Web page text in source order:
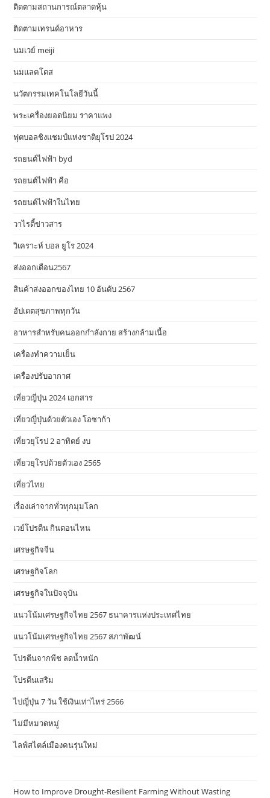
ติดตามสถานการณ์ตลาดหุ้น
ติดตามเทรนด์อาหาร
นมเวย์ meiji
นมแลคโตส
นวัตกรรมเทคโนโลยีวันนี้
พระเครื่องยอดนิยม ราคาแพง
ฟุตบอลชิงแชมป์แห่งชาติยุโรป 2024
รถยนต์ไฟฟ้า byd
รถยนต์ไฟฟ้า คือ
รถยนต์ไฟฟ้าในไทย
วาไรตี้ข่าวสาร
วิเคราะห์ บอล ยูโร 2024
ส่งออกเดือน2567
สินค้าส่งออกของไทย 10 อันดับ 2567
อัปเดตสุขภาพทุกวัน
อาหารสําหรับคนออกกําลังกาย สร้างกล้ามเนื้อ
เครื่องทำความเย็น
เครื่องปรับอากาศ
เที่ยวญี่ปุ่น 2024 เอกสาร
เที่ยวญี่ปุ่นด้วยตัวเอง โอซาก้า
เที่ยวยุโรป 2 อาทิตย์ งบ
เที่ยวยุโรปด้วยตัวเอง 2565
เที่ยวไทย
เรื่องเล่าจากทั่วทุกมุมโลก
เวย์โปรตีน กินตอนไหน
เศรษฐกิจจีน
เศรษฐกิจโลก
เศรษฐกิจในปัจจุบัน
แนวโน้มเศรษฐกิจไทย 2567 ธนาคารแห่งประเทศไทย
แนวโน้มเศรษฐกิจไทย 2567 สภาพัฒน์
โปรตีนจากพืช ลดน้ำหนัก
โปรตีนเสริม
ไปญี่ปุ่น 7 วัน ใช้เงินเท่าไหร่ 2566
ไม่มีหมวดหมู่
ไลฟ์สไตล์เมืองคนรุ่นใหม่
How to Improve Drought-Resilient Farming Without Wasting